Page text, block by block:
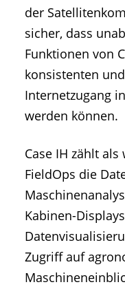
der
sicher, dass
Funktionen von
konsistenten
Internetzugang
werden können.
Case IH zählt
FieldOps die
Kabinen-
Zugriff auf